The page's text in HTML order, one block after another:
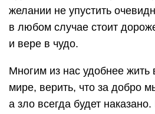
желании не упустить
в любом случае стоит
и вере в чудо.
Многим из нас удобнее жить
мире, верить, что за добро
а зло всегда будет